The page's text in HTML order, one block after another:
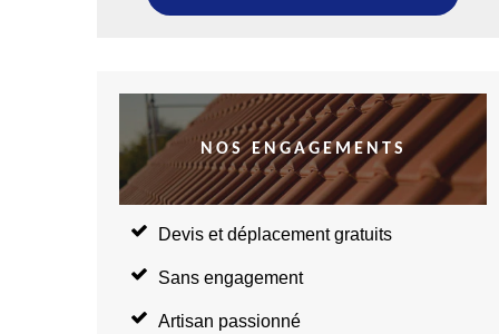
NOS ENGAGEMENTS
Devis et déplacement gratuits
Sans engagement
Artisan passionné